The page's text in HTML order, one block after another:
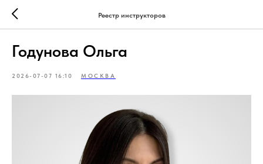
Реестр инструкторов
Годунова Ольга
2026-07-07 16:10 МОСКВА